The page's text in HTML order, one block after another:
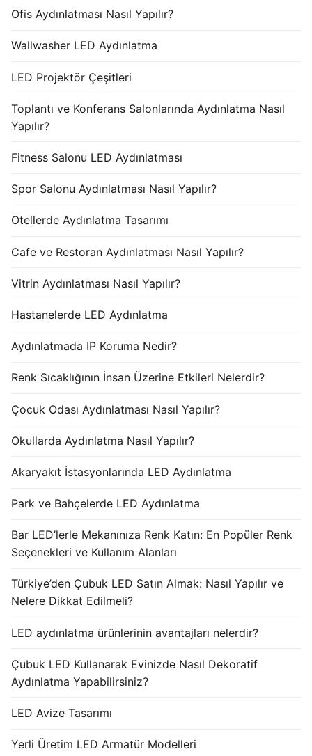
Ofis Aydınlatması Nasıl Yapılır?
Wallwasher LED Aydınlatma
LED Projektör Çeşitleri
Toplantı ve Konferans Salonlarında Aydınlatma Nasıl
Yapılır?
Fitness Salonu LED Aydınlatması
Spor Salonu Aydınlatması Nasıl Yapılır?
Otellerde Aydınlatma Tasarımı
Cafe ve Restoran Aydınlatması Nasıl Yapılır?
Vitrin Aydınlatması Nasıl Yapılır?
Hastanelerde LED Aydınlatma
Aydınlatmada IP Koruma Nedir?
Renk Sıcaklığının İnsan Üzerine Etkileri Nelerdir?
Çocuk Odası Aydınlatması Nasıl Yapılır?
Okullarda Aydınlatma Nasıl Yapılır?
Akaryakıt İstasyonlarında LED Aydınlatma
Park ve Bahçelerde LED Aydınlatma
Bar LED’lerle Mekanınıza Renk Katın: En Popüler Renk
Seçenekleri ve Kullanım Alanları
Türkiye’den Çubuk LED Satın Almak: Nasıl Yapılır ve
Nelere Dikkat Edilmeli?
LED aydınlatma ürünlerinin avantajları nelerdir?
Çubuk LED Kullanarak Evinizde Nasıl Dekoratif
Aydınlatma Yapabilirsiniz?
LED Avize Tasarımı
Yerli Üretim LED Armatür Modelleri